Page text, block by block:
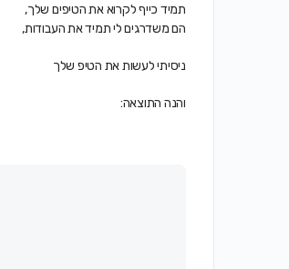
תמיד כייף לקרוא את הטיפים שלך,
הם משדרגים לי תמיד את העבודות,
ניסיתי לעשות את הטיפ שלך
והנה התוצאה: